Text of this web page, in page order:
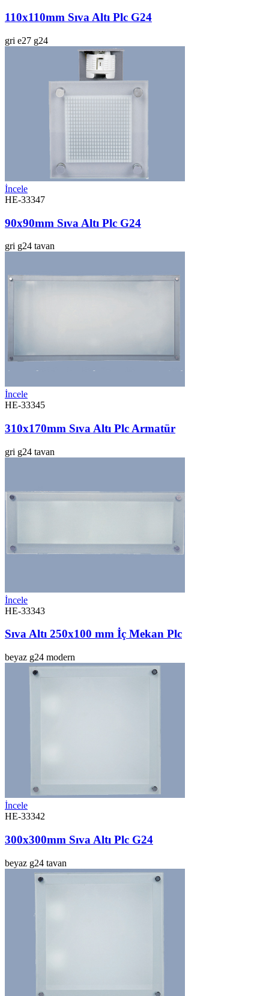
110x110mm Sıva Altı Plc G24
gri e27 g24
İncele
HE-33347
90x90mm Sıva Altı Plc G24
gri g24 tavan
İncele
HE-33345
310x170mm Sıva Altı Plc Armatür
gri g24 tavan
İncele
HE-33343
Sıva Altı 250x100 mm İç Mekan Plc
beyaz g24 modern
İncele
HE-33342
300x300mm Sıva Altı Plc G24
beyaz g24 tavan